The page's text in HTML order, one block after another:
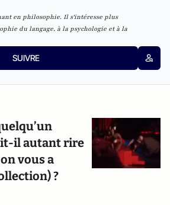
en philosophie. Il s'intéresse plus
du langage, à la psychologie et à la
SUIVRE
il autant rire
vous a
?